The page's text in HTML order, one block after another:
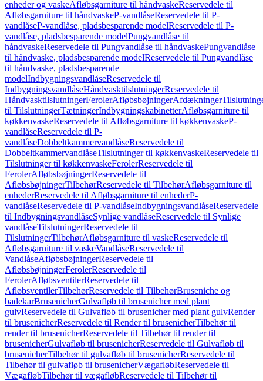
enheder og vaskeAfløbsgarniture til håndvaskeReservedele til
Afløbsgarniture til håndvaskeP-vandlåseReservedele til P-
vandlåseP-vandlåse, pladsbesparende modelReservedele til P-
vandlåse, pladsbesparende modelPungvandlåse til
håndvaskeReservedele til Pungvandlåse til håndvaskePungvandlåse
til håndvaske, pladsbesparende modelReservedele til Pungvandlåse
til håndvaske, pladsbesparende
modelIndbygningsvandlåseReservedele til
IndbygningsvandlåseHåndvasktilslutningerReservedele til
HåndvasktilslutningerFerolerAfløbsbøjningerAfdækninger
til TilslutningerTætningerIndbygningskabinetterAfløbsgarniture til
køkkenvaskeReservedele til Afløbsgarniture til køkkenvaskeP-
vandlåseReservedele til P-
vandlåseDobbeltkammervandlåseReservedele til
DobbeltkammervandlåseTilslutninger til køkkenvaskeReservedele til
Tilslutninger til køkkenvaskeFerolerReservedele til
FerolerAfløbsbøjningerReservedele til
AfløbsbøjningerTilbehørReservedele til TilbehørAfløbsgarniture til
enhederReservedele til Afløbsgarniture til enhederP-
vandlåseReservedele til P-vandlåseIndbygningsvandlåseReservedele
til IndbygningsvandlåseSynlige vandlåseReservedele til Synlige
vandlåseTilslutningerReservedele til
TilslutningerTilbehørAfløbsgarniture til vaskeReservedele til
Afløbsgarniture til vaskeVandlåseReservedele til
VandlåseAfløbsbøjningerReservedele til
AfløbsbøjningerFerolerReservedele til
FerolerAfløbsventilerReservedele til
AfløbsventilerTilbehørReservedele til TilbehørBruseniche og
badekarBrusenicherGulvafløb til brusenicher med plant
gulvReservedele til Gulvafløb til brusenicher med plant gulvRender
til brusenicherReservedele til Render til brusenicherTilbehør til
render til brusenicherReservedele til Tilbehør til render til
brusenicherGulvafløb til brusenicherReservedele til Gulvafløb til
brusenicherTilbehør til gulvafløb til brusenicherReservedele til
Tilbehør til gulvafløb til brusenicherVægafløbReservedele til
VægafløbTilbehør til vægafløbReservedele til Tilbehør til